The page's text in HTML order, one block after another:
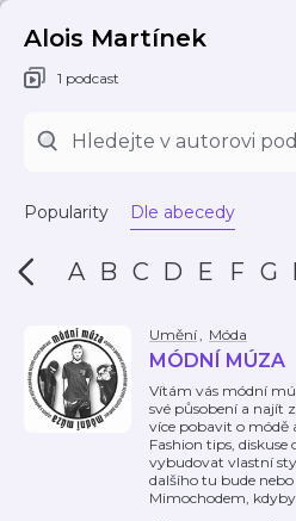
Alois Martínek
1 podcast
Popularity Dle abecedy
A B C D E F G
Umění, Móda
MÓDNÍ MÚZA
Vítám vás módní
své působení a najít
více pobavit o módě
Fashion tips, diskuse
vybudovat vlastní
dalšího tu bude nebo
Mimochodem, kdyby